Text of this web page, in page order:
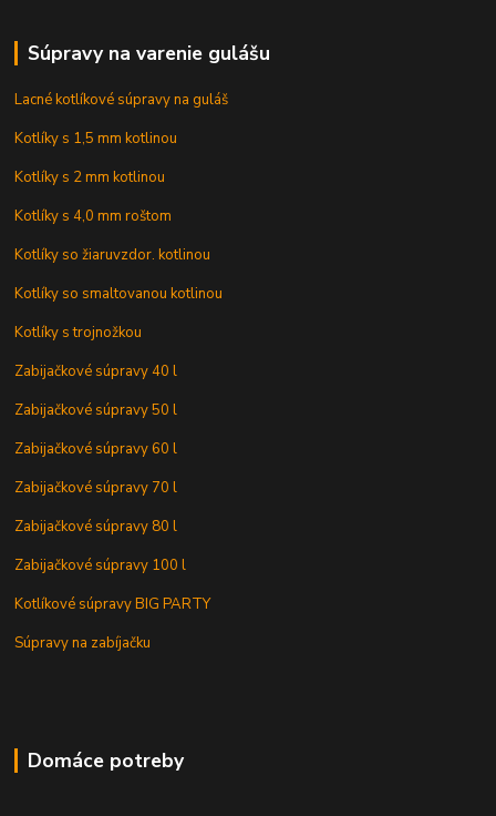
Súpravy na varenie gulášu
Lacné kotlíkové súpravy na guláš
Kotlíky s 1,5 mm kotlinou
Kotlíky s 2 mm kotlinou
Kotlíky s 4,0 mm roštom
Kotlíky so žiaruvzdor. kotlinou
Kotlíky so smaltovanou kotlinou
Kotlíky s trojnožkou
Zabijačkové súpravy 40 l
Zabijačkové súpravy 50 l
Zabijačkové súpravy 60 l
Zabijačkové súpravy 70 l
Zabijačkové súpravy 80 l
Zabijačkové súpravy 100 l
Kotlíkové súpravy BIG PARTY
Súpravy na zabíjačku
Domáce potreby